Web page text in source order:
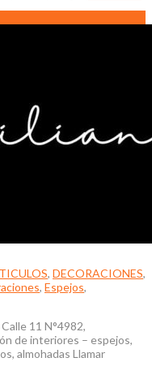
, DECORACIONES,
, Espejos,
11 N°4982,
de interiores – espejos,
almohadas Llamar